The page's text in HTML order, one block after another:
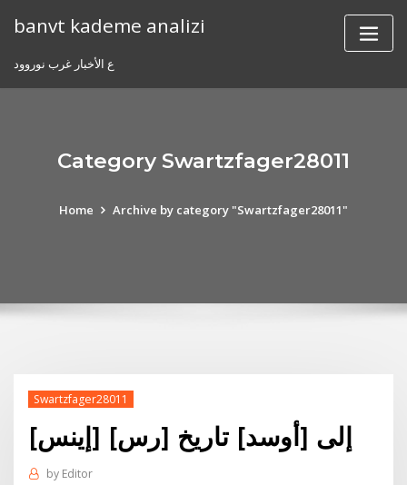
banvt kademe analizi
ع الأخبار غرب نوروود
Category Swartzfager28011
Home Archive by category "Swartzfager28011"
Swartzfager28011
[إينس] [رس] إلى [أوسد] تاريخ
by Editor